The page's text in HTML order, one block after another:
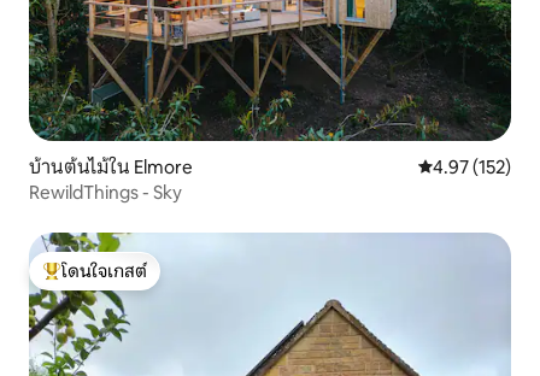
บ้านต้นไม้ใน Elmore คะแนนเฉลี่ย
4.97 (152)
RewildThings - Sky
โดนใจเกสต์ที่สุด
โดนใจเกสต์